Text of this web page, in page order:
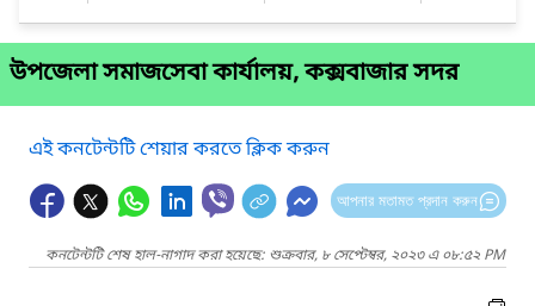
উপজেলা সমাজসেবা কার্যালয়, কক্সবাজার সদর
এই কনটেন্টটি শেয়ার করতে ক্লিক করুন
আপনার মতামত প্রদান করুন
কনটেন্টটি শেষ হাল-নাগাদ করা হয়েছে: শুক্রবার, ৮ সেপ্টেম্বর, ২০২৩ এ ০৮:৫২ PM